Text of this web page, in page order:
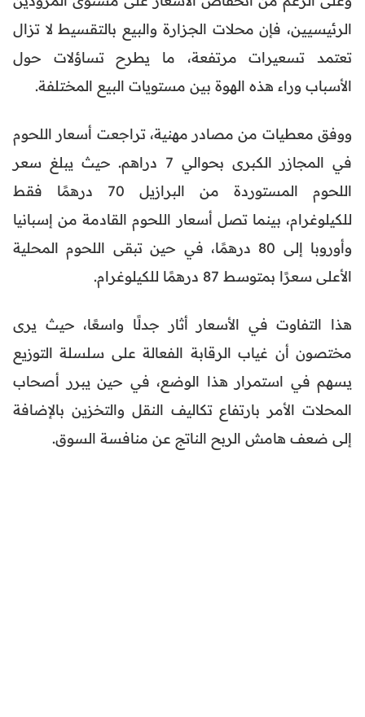
الرئيسيين، فإن محلات الجزارة والبيع بالتقسيط لا تزال
تعتمد تسعيرات مرتفعة، ما يطرح تساؤلات حول
الأسباب وراء هذه الهوة بين مستويات البيع المختلفة.
ووفق معطيات من مصادر مهنية، تراجعت أسعار اللحوم
في المجازر الكبرى بحوالي 7 دراهم. حيث يبلغ سعر
اللحوم المستوردة من البرازيل 70 درهمًا فقط
للكيلوغرام، بينما تصل أسعار اللحوم القادمة من إسبانيا
وأوروبا إلى 80 درهمًا، في حين تبقى اللحوم المحلية
الأعلى سعرًا بمتوسط 87 درهمًا للكيلوغرام.
هذا التفاوت في الأسعار أثار جدلًا واسعًا، حيث يرى
مختصون أن غياب الرقابة الفعالة على سلسلة التوزيع
يسهم في استمرار هذا الوضع، في حين يبرر أصحاب
المحلات الأمر بارتفاع تكاليف النقل والتخزين بالإضافة
إلى ضعف هامش الربح الناتج عن منافسة السوق.